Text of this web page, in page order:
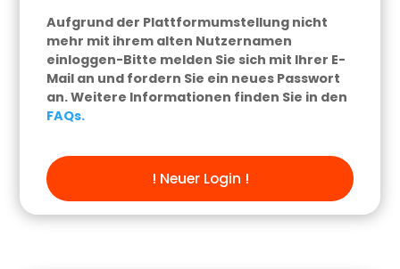
Aufgrund der Plattformumstellung nicht
mehr mit ihrem alten Nutzernamen
einloggen-Bitte melden Sie sich mit Ihrer E-
Mail an und fordern Sie ein neues Passwort
an. Weitere Informationen finden Sie in den
FAQs.
! Neuer Login !